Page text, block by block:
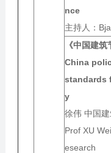
nce
主持人：
《中国建
China
standards
y
徐伟 中国
Prof XU
esearch